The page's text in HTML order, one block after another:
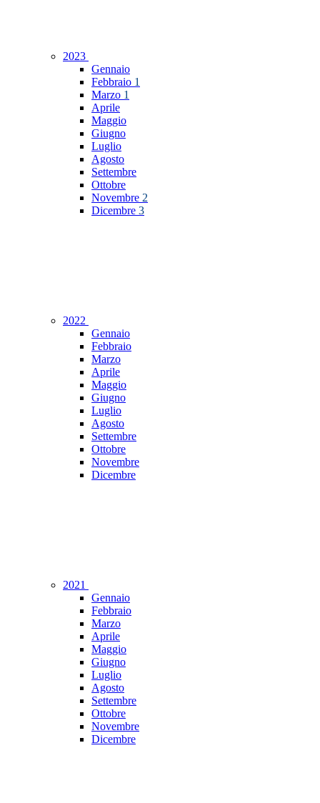
2023
Gennaio
Febbraio 1
Marzo 1
Aprile
Maggio
Giugno
Luglio
Agosto
Settembre
Ottobre
Novembre 2
Dicembre 3
2022
Gennaio
Febbraio
Marzo
Aprile
Maggio
Giugno
Luglio
Agosto
Settembre
Ottobre
Novembre
Dicembre
2021
Gennaio
Febbraio
Marzo
Aprile
Maggio
Giugno
Luglio
Agosto
Settembre
Ottobre
Novembre
Dicembre